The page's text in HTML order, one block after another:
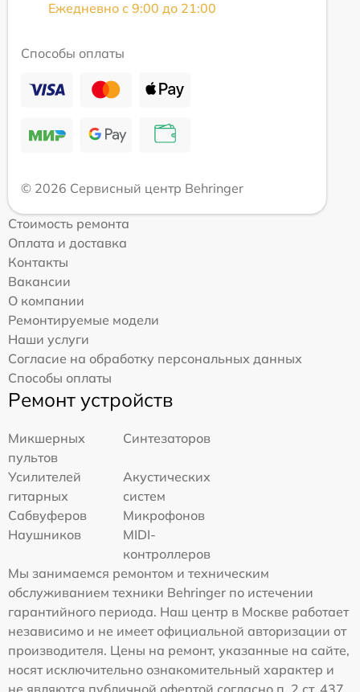
Ежедневно с 9:00 до 21:00
Способы оплаты
© 2026 Сервисный центр Behringer
Стоимость ремонта
Оплата и доставка
Контакты
Вакансии
О компании
Ремонтируемые модели
Наши услуги
Согласие на обработку персональных данных
Способы оплаты
Ремонт устройств
Микшерных
пультов
Синтезаторов
Усилителей
гитарных
Акустических
систем
Сабвуферов
Микрофонов
Наушников
MIDI-
контроллеров
Мы занимаемся ремонтом и техническим
обслуживанием техники Behringer по истечении
гарантийного периода. Наш центр в Москве работает
независимо и не имеет официальной авторизации от
производителя. Цены на ремонт, указанные на сайте,
носят исключительно ознакомительный характер и